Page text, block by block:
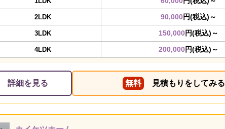
2LDK 90,000円(税込)～
3LDK 150,000円(税込)～
4LDK 200,000円(税込)～
詳細を見る 無料 見積もりをしてみる